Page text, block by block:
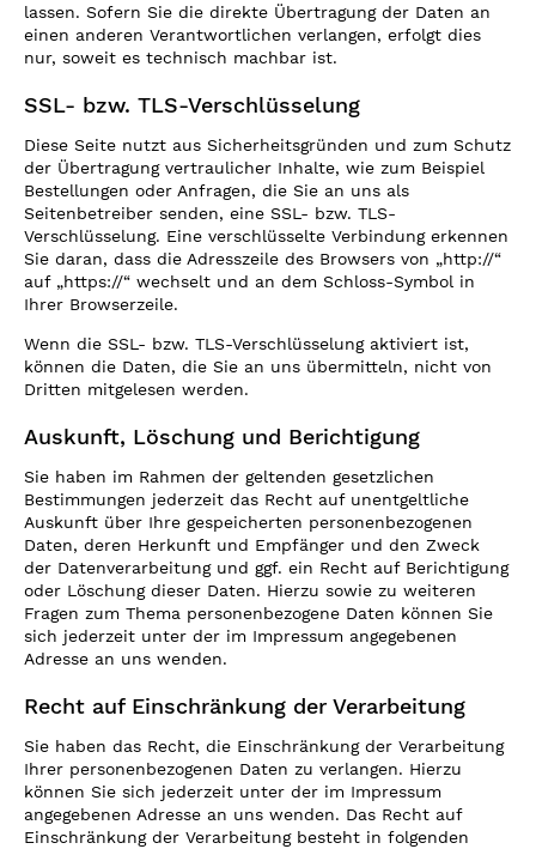
lassen. Sofern Sie die direkte Übertragung der Daten an
einen anderen Verantwortlichen verlangen, erfolgt dies
nur, soweit es technisch machbar ist.
SSL- bzw. TLS-Verschlüsselung
Diese Seite nutzt aus Sicherheitsgründen und zum Schutz
der Übertragung vertraulicher Inhalte, wie zum Beispiel
Bestellungen oder Anfragen, die Sie an uns als
Seitenbetreiber senden, eine SSL- bzw. TLS-
Verschlüsselung. Eine verschlüsselte Verbindung erkennen
Sie daran, dass die Adresszeile des Browsers von „http://“
auf „https://“ wechselt und an dem Schloss-Symbol in
Ihrer Browserzeile.
Wenn die SSL- bzw. TLS-Verschlüsselung aktiviert ist,
können die Daten, die Sie an uns übermitteln, nicht von
Dritten mitgelesen werden.
Auskunft, Löschung und Berichtigung
Sie haben im Rahmen der geltenden gesetzlichen
Bestimmungen jederzeit das Recht auf unentgeltliche
Auskunft über Ihre gespeicherten personenbezogenen
Daten, deren Herkunft und Empfänger und den Zweck
der Datenverarbeitung und ggf. ein Recht auf Berichtigung
oder Löschung dieser Daten. Hierzu sowie zu weiteren
Fragen zum Thema personenbezogene Daten können Sie
sich jederzeit unter der im Impressum angegebenen
Adresse an uns wenden.
Recht auf Einschränkung der Verarbeitung
Sie haben das Recht, die Einschränkung der Verarbeitung
Ihrer personenbezogenen Daten zu verlangen. Hierzu
können Sie sich jederzeit unter der im Impressum
angegebenen Adresse an uns wenden. Das Recht auf
Einschränkung der Verarbeitung besteht in folgenden